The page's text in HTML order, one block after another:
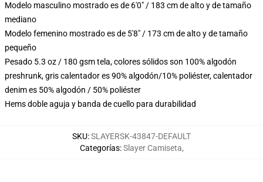
Modelo masculino mostrado es de 6'0" / 183 cm de alto y de tamaño
mediano
Modelo femenino mostrado es de 5'8" / 173 cm de alto y de tamaño
pequeño
Pesado 5.3 oz / 180 gsm tela, colores sólidos son 100% algodón
preshrunk, gris calentador es 90% algodón/10% poliéster, calentador
denim es 50% algodón / 50% poliéster
Hems doble aguja y banda de cuello para durabilidad
SKU:SLAYERSK-43847-DEFAULT
Categorías:Slayer Camiseta,